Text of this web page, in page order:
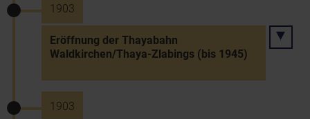
1903
Eröffnung der Thayabahn
Waldkirchen/Thaya-Zlabings (bis 1945)
1903